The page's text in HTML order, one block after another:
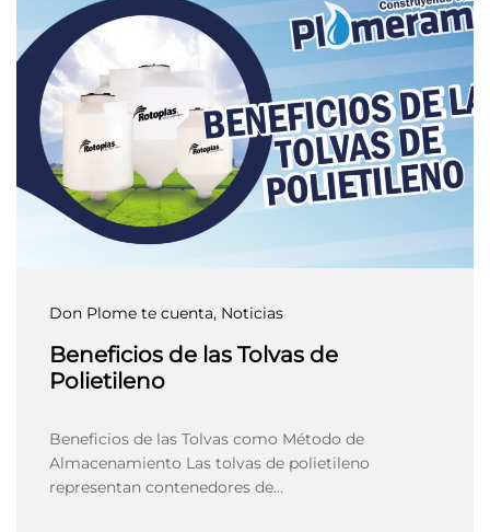
Don Plome te cuenta, Noticias
Beneficios de las Tolvas de
Polietileno
Beneficios de las Tolvas como Método de
Almacenamiento Las tolvas de polietileno
representan contenedores de…